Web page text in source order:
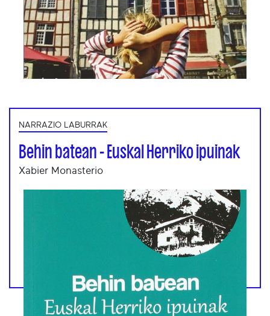
NARRAZIO LABURRAK
Behin batean - Euskal Herriko ipuinak
Xabier Monasterio